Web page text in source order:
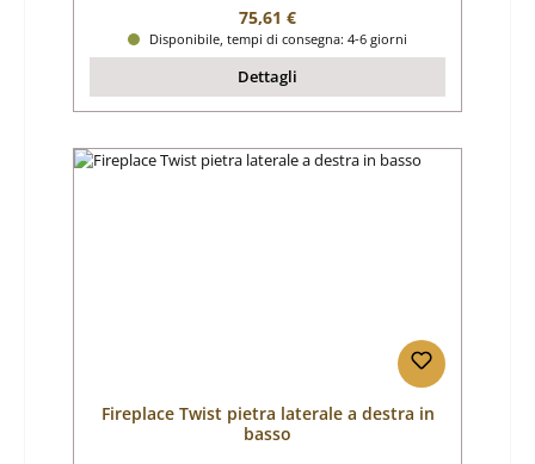
Prezzo normale:
75,61 €
Disponibile, tempi di consegna: 4-6 giorni
Dettagli
Fireplace Twist pietra laterale a destra in
basso